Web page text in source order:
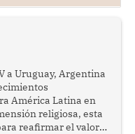
a Uruguay, Argentina
América Latina en
religiosa, esta
reafirmar el valor